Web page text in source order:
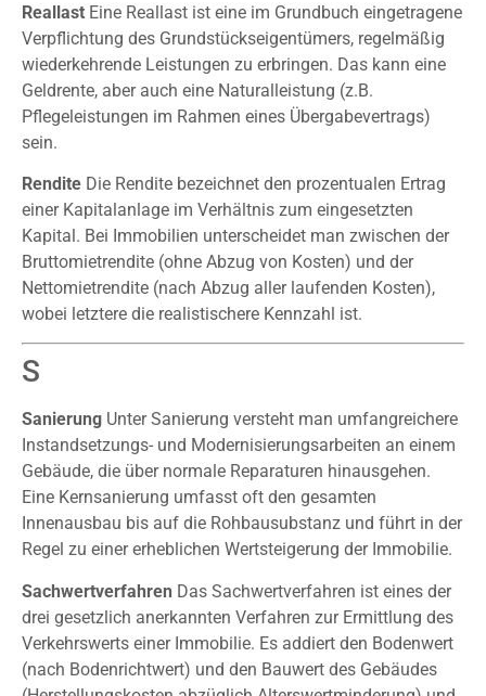
Reallast Eine Reallast ist eine im Grundbuch eingetragene
Verpflichtung des Grundstückseigentümers, regelmäßig
wiederkehrende Leistungen zu erbringen. Das kann eine
Geldrente, aber auch eine Naturalleistung (z.B.
Pflegeleistungen im Rahmen eines Übergabevertrags)
sein.
Rendite Die Rendite bezeichnet den prozentualen Ertrag
einer Kapitalanlage im Verhältnis zum eingesetzten
Kapital. Bei Immobilien unterscheidet man zwischen der
Bruttomietrendite (ohne Abzug von Kosten) und der
Nettomietrendite (nach Abzug aller laufenden Kosten),
wobei letztere die realistischere Kennzahl ist.
S
Sanierung Unter Sanierung versteht man umfangreichere
Instandsetzungs- und Modernisierungsarbeiten an einem
Gebäude, die über normale Reparaturen hinausgehen.
Eine Kernsanierung umfasst oft den gesamten
Innenausbau bis auf die Rohbausubstanz und führt in der
Regel zu einer erheblichen Wertsteigerung der Immobilie.
Sachwertverfahren Das Sachwertverfahren ist eines der
drei gesetzlich anerkannten Verfahren zur Ermittlung des
Verkehrswerts einer Immobilie. Es addiert den Bodenwert
(nach Bodenrichtwert) und den Bauwert des Gebäudes